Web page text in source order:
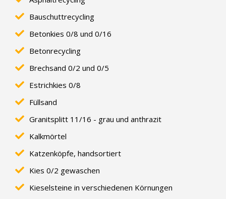
Bauschuttrecycling
Betonkies 0/8 und 0/16
Betonrecycling
Brechsand 0/2 und 0/5
Estrichkies 0/8
Füllsand
Granitsplitt 11/16 - grau und anthrazit
Kalkmörtel
Katzenköpfe, handsortiert
Kies 0/2 gewaschen
Kieselsteine in verschiedenen Körnungen